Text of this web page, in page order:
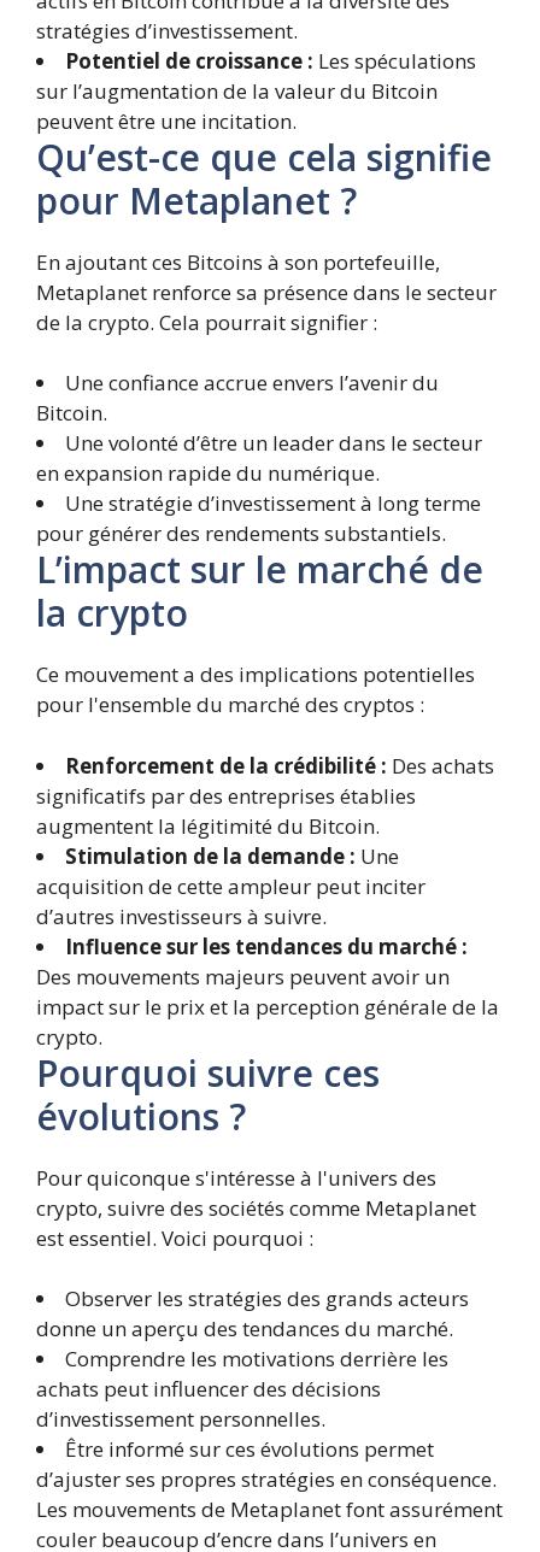
stratégies d’investissement.
Potentiel de croissance : Les spéculations
sur l’augmentation de la valeur du Bitcoin
peuvent être une incitation.
Qu’est-ce que cela signifie
pour Metaplanet ?
En ajoutant ces Bitcoins à son portefeuille,
Metaplanet renforce sa présence dans le secteur
de la crypto. Cela pourrait signifier :
Une confiance accrue envers l’avenir du
Bitcoin.
Une volonté d’être un leader dans le secteur
en expansion rapide du numérique.
Une stratégie d’investissement à long terme
pour générer des rendements substantiels.
L’impact sur le marché de
la crypto
Ce mouvement a des implications potentielles
pour l'ensemble du marché des cryptos :
Renforcement de la crédibilité : Des achats
significatifs par des entreprises établies
augmentent la légitimité du Bitcoin.
Stimulation de la demande : Une
acquisition de cette ampleur peut inciter
d’autres investisseurs à suivre.
Influence sur les tendances du marché :
Des mouvements majeurs peuvent avoir un
impact sur le prix et la perception générale de la
crypto.
Pourquoi suivre ces
évolutions ?
Pour quiconque s'intéresse à l'univers des
crypto, suivre des sociétés comme Metaplanet
est essentiel. Voici pourquoi :
Observer les stratégies des grands acteurs
donne un aperçu des tendances du marché.
Comprendre les motivations derrière les
achats peut influencer des décisions
d’investissement personnelles.
Être informé sur ces évolutions permet
d’ajuster ses propres stratégies en conséquence.
Les mouvements de Metaplanet font assurément
couler beaucoup d’encre dans l’univers en